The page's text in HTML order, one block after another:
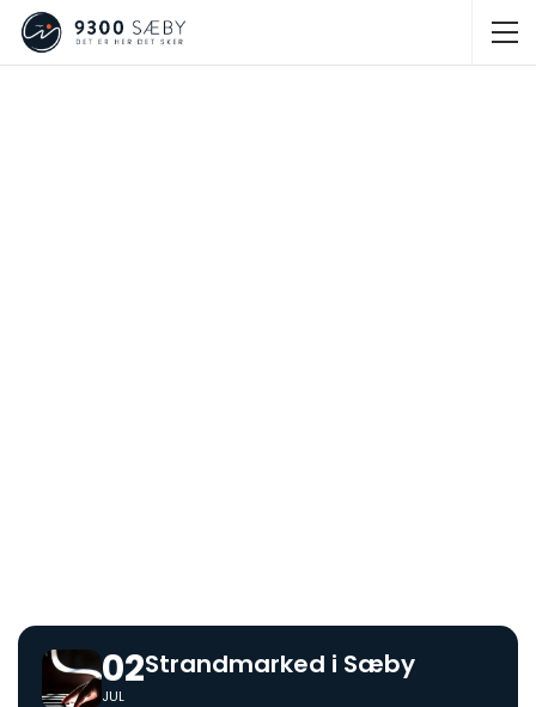
02
JUL
Strandmarked i Sæby